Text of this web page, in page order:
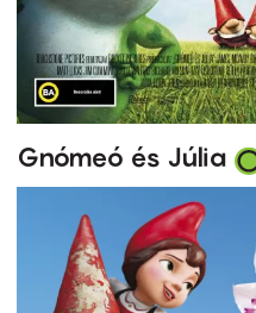
Gnómeó és Júlia